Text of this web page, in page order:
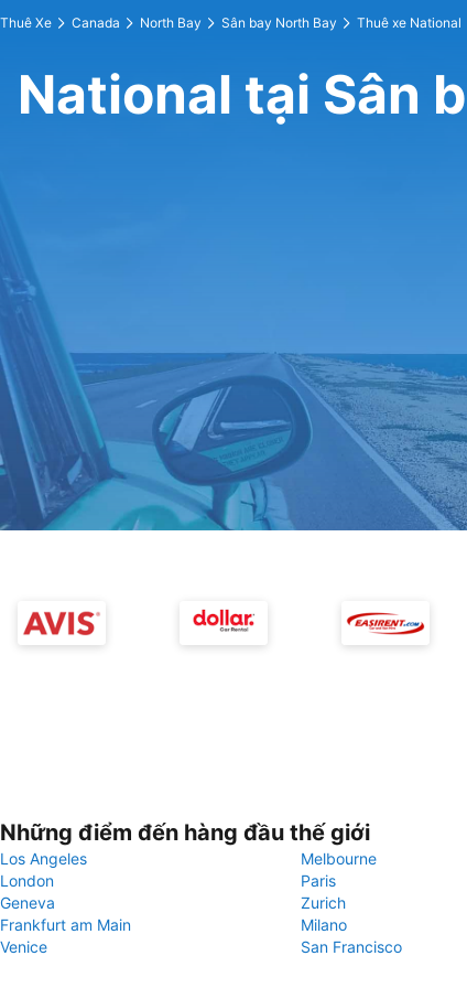
Thuê Xe Canada North Bay Sân bay North Bay Thuê xe National
National tại Sân
Những điểm đến hàng đầu thế giới
Los Angeles
Melbourne
London
Paris
Geneva
Zurich
Frankfurt am Main
Milano
Venice
San Francisco